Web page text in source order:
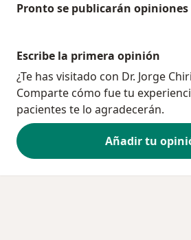
Pronto se publicarán opiniones
Escribe la primera opinión
¿Te has visitado con Dr. Jorge
Comparte cómo fue tu
pacientes te lo agradecerán.
Añadir tu